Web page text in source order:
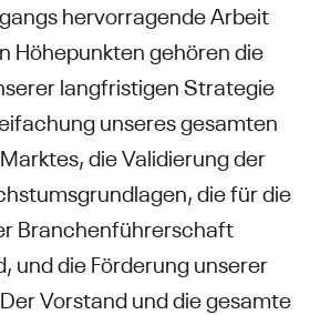
hervorragende Arbeit
Höhepunkten gehören die
langfristigen Strategie
unseres gesamten
die Validierung der
die für die
Branchenführerschaft
und die Förderung unserer
Vorstand und die gesamte